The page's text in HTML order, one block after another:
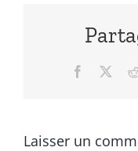
Facebook
Laisser un